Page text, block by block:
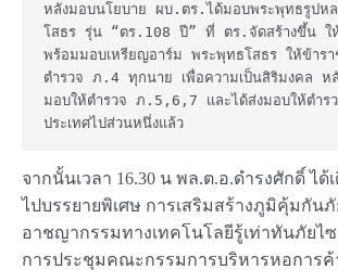
หลังมอบนโยบาย ผบ.ตร.ได้มอบพระพุทธรูปหล
โสธร รุ่น “ตร.108 ปี” ที่ ตร.จัดสร้างขึ้น
พร้อมมอบเหรียญอาร์ม พระพุทธโสธร ให้ข้ารา
ตำรวจ ภ.4 ทุกนาย เพื่อความเป็นสิริมงคล ห
มอบให้ตำรวจ ภ.5,6,7 และได้ส่งมอบให้ตำร
ประเทศไปส่วนหนึ่งแล้ว
จากนั้นเวลา 16.30 น พล.ต.อ.ดำรงศักดิ์ ได้
ไปบรรยายพิเศษ การเสริมสร้างภูมิคุ้มกันภั
อาชญากรรมทางเทคโนโลยีรู้เท่าทันภัยไซ
การประชุมคณะกรรมการบริหารหอการค้